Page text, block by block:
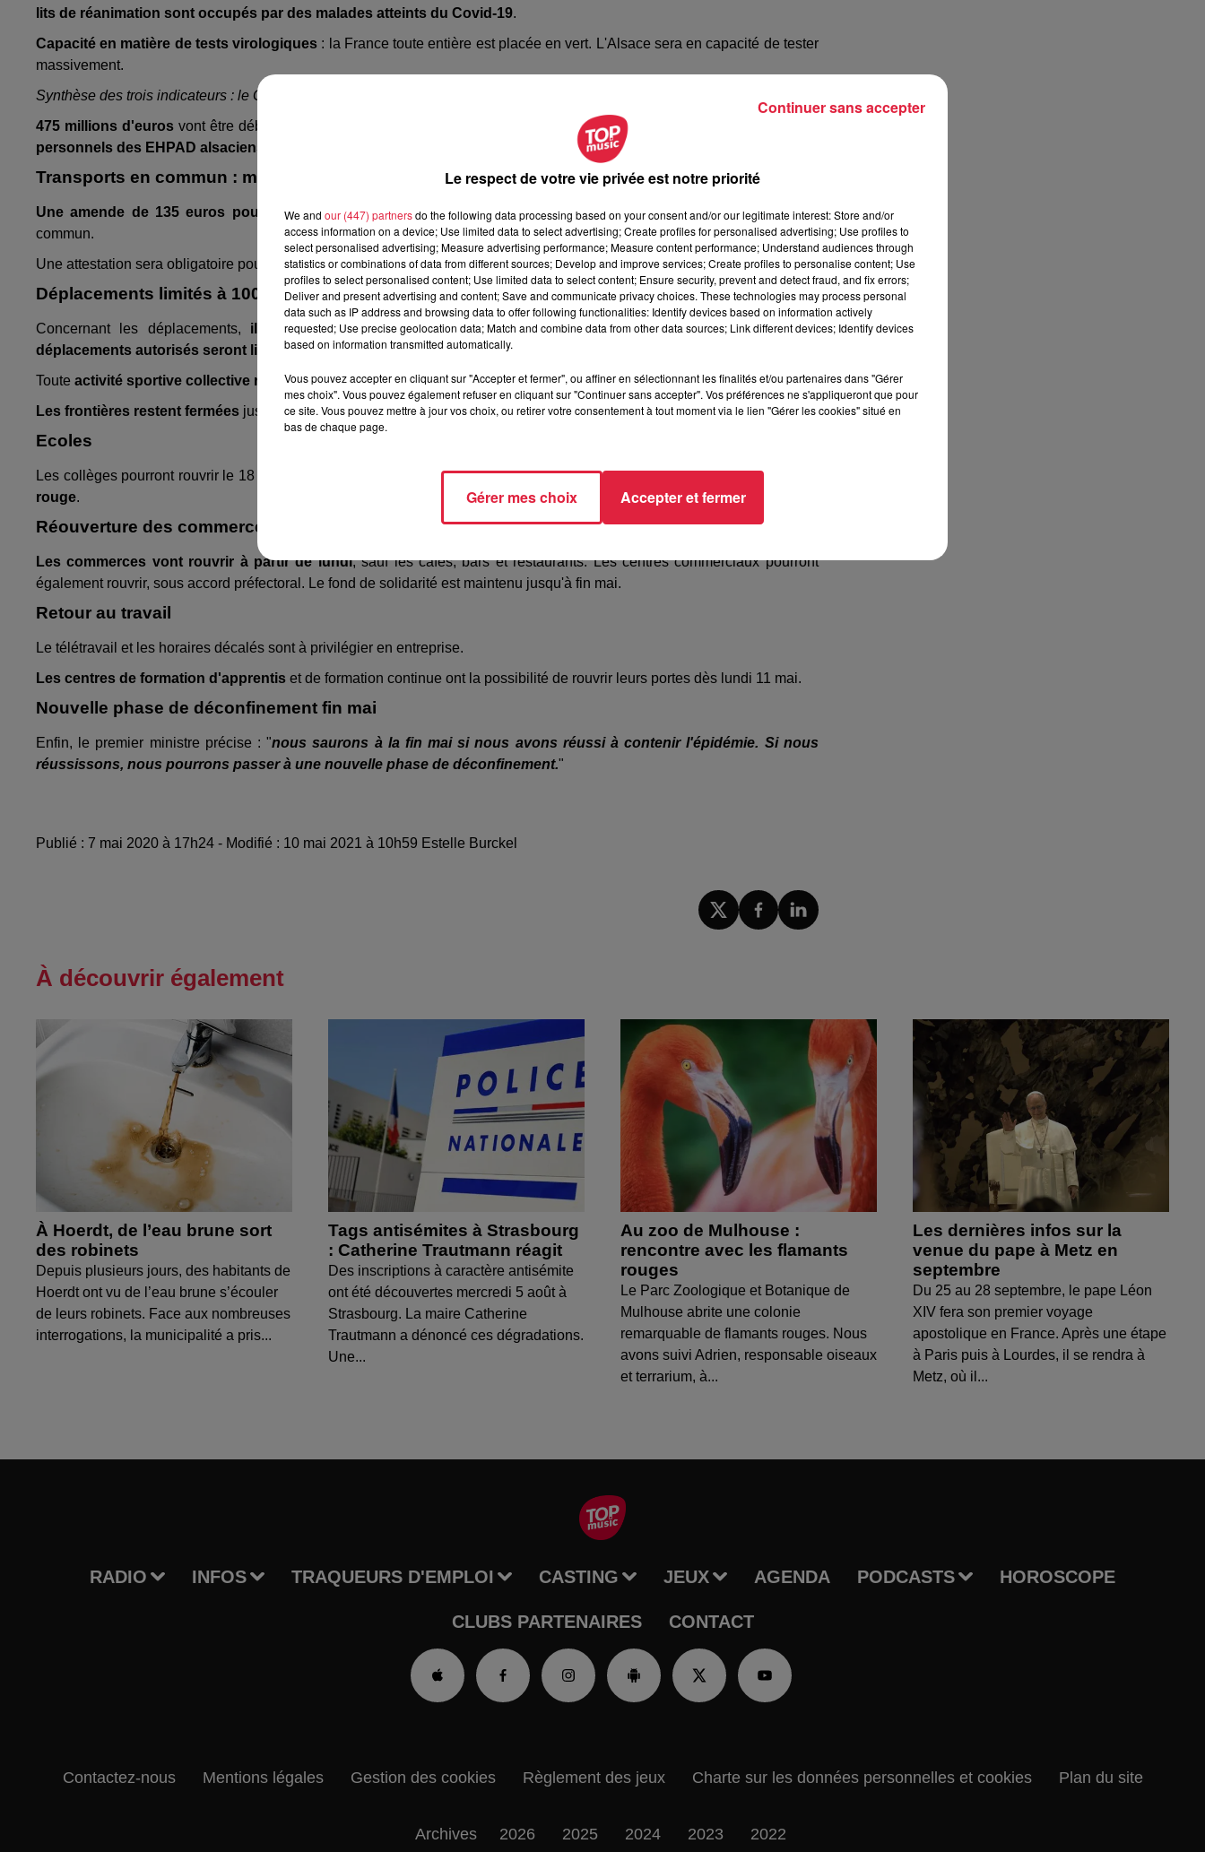
lits de réanimation sont occupés par des malades atteints du Covid-19.
Capacité en matière de tests virologiques : la France toute entière est placée en vert. L'Alsace sera en capacité de tester
massivement.
Synthèse des trois indicateurs : le Grand Est et donc l'Alsace sont en rouge.
475 millions d'euros vont être débloqués pour les EHPAD de France.
Une prime de 1 500 euros sera versée pour les
personnels des EHPAD alsaciens dans les prochaines semaines
Transports en commun : masque obligatoire
Une amende de 135 euros pourra être délivrée à toute personnen'ayant pas de masquedans les transports en
commun.
Une attestation sera obligatoire pour emprunter les transports en commun en Ile de France.
Déplacements limités à 100 kilomètres, frontières fermées
Concernant les déplacements, il ne sera plus nécessaire d'avoir une attestation dérogatoire de sortie. Les
déplacements autorisés seront limités à 100 kilomètres.
Toute activité sportive collective reste interdite.
Les frontières restent fermées jusqu'à nouvel ordre.
Ecoles
Les collèges pourront rouvrir le 18 mai dans les départements verts.Rien n'a été précisé pour notre région qui reste en
rouge.
Réouverture des commerces
Les commerces vont rouvrir à partir de lundi, sauf les cafés, bars et restaurants. Les centres commerciaux pourront
également rouvrir, sous accord préfectoral. Le fond de solidarité est maintenu jusqu'à fin mai.
Retour au travail
Le télétravail et les horaires décalés sont à privilégier en entreprise.
Les centres de formation d'apprentis et de formation continue ont la possibilité de rouvrir leurs portes dès lundi 11 mai.
Nouvelle phase de déconfinement fin mai
Enfin, le premier ministre précise : "nous saurons à la fin mai si nous avons réussi à contenir l'épidémie. Si nous
réussissons, nous pourrons passer à une nouvelle phase de déconfinement."
Publié : 7 mai 2020 à 17h24 - Modifié : 10 mai 2021 à 10h59 Estelle Burckel
À découvrir également
À Hoerdt, de l’eau brune sort
des robinets
Depuis plusieurs jours, des habitants de
Hoerdt ont vu de l’eau brune s’écouler
de leurs robinets. Face aux nombreuses
interrogations, la municipalité a pris...
Tags antisémites à Strasbourg
: Catherine Trautmann réagit
Des inscriptions à caractère antisémite
ont été découvertes mercredi 5 août à
Strasbourg. La maire Catherine
Trautmann a dénoncé ces dégradations.
Une...
Au zoo de Mulhouse :
rencontre avec les flamants
rouges
Le Parc Zoologique et Botanique de
Mulhouse abrite une colonie
remarquable de flamants rouges. Nous
avons suivi Adrien, responsable oiseaux
et terrarium, à...
Les dernières infos sur la
venue du pape à Metz en
septembre
Du 25 au 28 septembre, le pape Léon
XIV fera son premier voyage
apostolique en France. Après une étape
à Paris puis à Lourdes, il se rendra à
Metz, où il...
RADIO INFOS TRAQUEURS D'EMPLOI CASTING JEUX AGENDA PODCASTS HOROSCOPE
CLUBS PARTENAIRES CONTACT
Contactez-nous Mentions légales Gestion des cookies Règlement des jeux Charte sur les données personnelles et cookies Plan du site
Archives 2026 2025 2024 2023 2022
Le respect de votre vie privée est notre priorité
We and our (447) partnersdo the following data processing based on your consent and/or our legitimate interest: Store and/or
access information on a device; Use limited data to select advertising; Create profiles for personalised advertising; Use profiles to
select personalised advertising; Measure advertising performance; Measure content performance; Understand audiences through
statistics or combinations of data from different sources; Develop and improve services; Create profiles to personalise content; Use
profiles to select personalised content; Use limited data to select content; Ensure security, prevent and detect fraud, and fix errors;
Deliver and present advertising and content; Save and communicate privacy choices. These technologies may process personal
data such as IP address and browsing data to offer following functionalities: Identify devices based on information actively
requested; Use precise geolocation data; Match and combine data from other data sources; Link different devices; Identify devices
based on information transmitted automatically.
Vous pouvez accepter en cliquant sur "Accepter et fermer", ou affiner en sélectionnant les finalités et/ou partenaires dans "Gérer
mes choix". Vous pouvez également refuser en cliquant sur "Continuer sans accepter". Vos préférences ne s'appliqueront que pour
ce site. Vous pouvez mettre à jour vos choix, ou retirer votre consentement à tout moment via le lien "Gérer les cookies" situé en
bas de chaque page.
Gérer mes choix Accepter et fermer
Continuer sans accepter